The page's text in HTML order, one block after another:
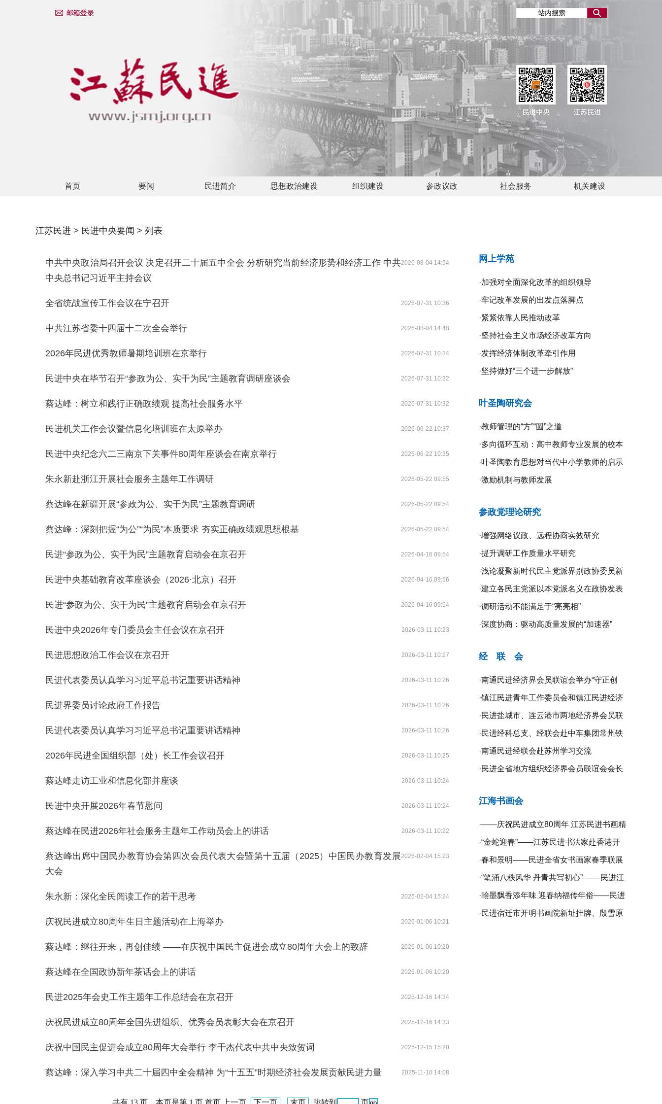
首页 要闻 民进简介 思想政治建设 组织建设 参政议政 社会服务 机关建设
江苏民进 > 民进中央要闻 > 列表
2026-08-04 14:54
中共中央政治局召开会议 决定召开二十届五中全会 分析研究当前经济形势和经济工作 中共
中央总书记习近平主持会议
2026-07-31 10:36
全省统战宣传工作会议在宁召开
2026-08-04 14:48
中共江苏省委十四届十二次全会举行
2026-07-31 10:34
2026年民进优秀教师暑期培训班在京举行
2026-07-31 10:32
民进中央在毕节召开“参政为公、实干为民”主题教育调研座谈会
2026-07-31 10:32
蔡达峰：树立和践行正确政绩观 提高社会服务水平
2026-06-22 10:37
民进机关工作会议暨信息化培训班在太原举办
2026-06-22 10:35
民进中央纪念六二三南京下关事件80周年座谈会在南京举行
2026-05-22 09:55
朱永新赴浙江开展社会服务主题年工作调研
2026-05-22 09:54
蔡达峰在新疆开展“参政为公、实干为民”主题教育调研
2026-05-22 09:54
蔡达峰：深刻把握“为公”“为民”本质要求 夯实正确政绩观思想根基
2026-04-16 09:54
民进“参政为公、实干为民”主题教育启动会在京召开
2026-04-16 09:56
民进中央基础教育改革座谈会（2026·北京）召开
2026-04-16 09:54
民进“参政为公、实干为民”主题教育启动会在京召开
2026-03-11 10:23
民进中央2026年专门委员会主任会议在京召开
2026-03-11 10:27
民进思想政治工作会议在京召开
2026-03-11 10:26
民进代表委员认真学习习近平总书记重要讲话精神
2026-03-11 10:26
民进界委员讨论政府工作报告
2026-03-11 10:26
民进代表委员认真学习习近平总书记重要讲话精神
2026-03-11 10:25
2026年民进全国组织部（处）长工作会议召开
2026-03-11 10:24
蔡达峰走访工业和信息化部并座谈
2026-03-11 10:24
民进中央开展2026年春节慰问
2026-03-11 10:22
蔡达峰在民进2026年社会服务主题年工作动员会上的讲话
2026-02-04 15:23
蔡达峰出席中国民办教育协会第四次会员代表大会暨第十五届（2025）中国民办教育发展
大会
2026-02-04 15:24
朱永新：深化全民阅读工作的若干思考
2026-01-06 10:21
庆祝民进成立80周年生日主题活动在上海举办
2026-01-06 10:20
蔡达峰：继往开来，再创佳绩 ——在庆祝中国民主促进会成立80周年大会上的致辞
2026-01-06 10:20
蔡达峰在全国政协新年茶话会上的讲话
2025-12-16 14:34
民进2025年会史工作主题年工作总结会在京召开
2025-12-16 14:33
庆祝民进成立80周年全国先进组织、优秀会员表彰大会在京召开
2025-12-15 15:20
庆祝中国民主促进会成立80周年大会举行 李干杰代表中共中央致贺词
2025-11-10 14:08
蔡达峰：深入学习中共二十届四中全会精神 为“十五五”时期经济社会发展贡献民进力量
共有 13 页，本页是第 1 页 首页 上一页 下一页 末页 跳转到 页
网上学苑
·加强对全面深化改革的组织领导
·牢记改革发展的出发点落脚点
·紧紧依靠人民推动改革
·坚持社会主义市场经济改革方向
·发挥经济体制改革牵引作用
·坚持做好“三个进一步解放”
叶圣陶研究会
·教师管理的“方”“圆”之道
·多向循环互动：高中教师专业发展的校本
研修探究
·叶圣陶教育思想对当代中小学教师的启示
·激励机制与教师发展
参政党理论研究
·增强网络议政、远程协商实效研究
·提升调研工作质量水平研究
·浅论凝聚新时代民主党派界别政协委员新
共识的新路径
·建立各民主党派以本党派名义在政协发表
意见的制度机制研究
·调研活动不能满足于“亮亮相”
·深度协商：驱动高质量发展的“加速器”
经 联 会
·南通民进经济界会员联谊会举办“守正创
新、携手同行”二届二次全体理事会议
·镇江民进青年工作委员会和镇江民进经济
界会员联谊会联合举办“庆祝新中国成立75
周年”系列活动
·民进盐城市、连云港市两地经济界会员联
谊会开展学习交流活动
·民进经科总支、经联会赴中车集团常州铁
道高等职业技术学校开展专题调研
·南通民进经联会赴苏州学习交流
·民进全省地方组织经济界会员联谊会会长
江海书画会
·——庆祝民进成立80周年 江苏民进书画精
品展暨宿迁镇江扬州三市民进书画作品联
展开幕
·“金蛇迎春”——江苏民进书法家赴香港开
展挥春活动
·春和景明——民进全省女书画家春季联展
在宁开幕
·“笔涌八秩风华 丹青共写初心” ——民进江
苏省委会庆祝中国民主促进会成立80周年
书画精品展在苏州开幕
·翰墨飘香添年味 迎春纳福传年俗——民进
仪征市委会开展乙巳（2025）“春联万家•
·民进宿迁市开明书画院新址挂牌、殷雪原